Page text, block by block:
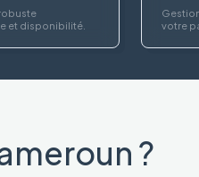
et disponibilité.
votre
?